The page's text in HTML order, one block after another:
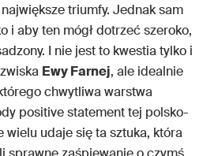
triumfy. Jednak sam
i aby ten mógł dotrzeć szeroko,
I nie jest to kwestia tylko i
Ewy Farnej, ale idealnie
chwytliwa warstwa
positive statement tej polsko-
wielu udaje się ta sztuka, która